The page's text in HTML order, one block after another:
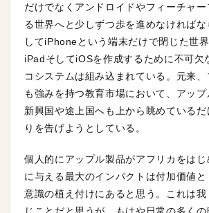
だけでなくアンドロイドやフィーチャ
る世界へと少しずつ歩を進めなければ
してiPhoneという端末だけで閉じた世界
iPadそしてiOSを作成するために不可欠
コシステムは組み込まれている。元来
も強みを持つ教育市場において、アッ
新興国や途上国へも上から眺めている
りを告げようとしている。
個人的にアップル製品がアフリカをはじ
に与える最大のインパクトは付加価値
意識の植え付けにあると思う。これは我
じことだと思うが、もはや日常の多く